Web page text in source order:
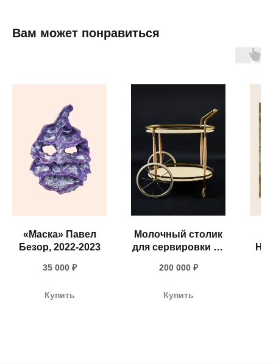
Вам может понравиться
«Маска» Павел
Безор, 2022-2023
35 000 ₽
Купить
Молочный столик
для сервировки на
(Западная Европа,
200 000 ₽
Купить
info@gallerique.ru
Ценность обретения
Купить за 100 000 ₽
Купить за 100 000 ₽